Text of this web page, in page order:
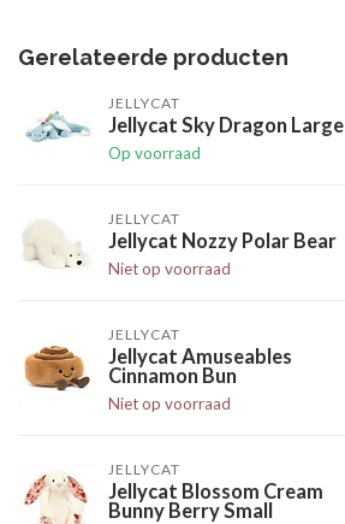
Gerelateerde producten
JELLYCAT
Jellycat Sky Dragon Large
Op voorraad
JELLYCAT
Jellycat Nozzy Polar Bear
Niet op voorraad
JELLYCAT
Jellycat Amuseables
Cinnamon Bun
Niet op voorraad
JELLYCAT
Jellycat Blossom Cream
Bunny Berry Small